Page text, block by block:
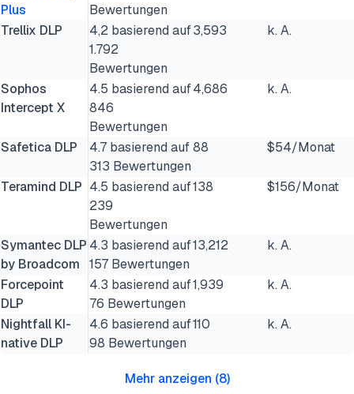
Plus
Bewertungen
Trellix DLP
4,2 basierend auf
1.792
Bewertungen
3,593 k. A.
Sophos
Intercept X
4.5 basierend auf
846
Bewertungen
4,686 k. A.
Safetica DLP
4.7 basierend auf
313 Bewertungen
88 $54/Monat
Teramind DLP 4.5 basierend auf
239
Bewertungen
138 $156/Monat
Symantec DLP
by Broadcom
4.3 basierend auf
157 Bewertungen
13,212 k. A.
Forcepoint
DLP
4.3 basierend auf
76 Bewertungen
1,939 k. A.
Nightfall KI-
native DLP
4.6 basierend auf
98 Bewertungen
110 k. A.
Mehr anzeigen (8)